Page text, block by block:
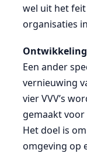
wel uit het
organisaties
Een ander
vernieuwing
vier VVV’s
gemaakt
Het doel is
omgeving op